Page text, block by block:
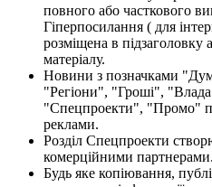
повного або часткового
Гіперпосилання ( для
розміщена в підзаголовку
матеріалу.
Новини з позначками
"Регіони", "Гроші",
"Спецпроекти", "Промо"
реклами.
Розділ Спецпроекти
комерційними партнерами.
Будь яке копіювання,